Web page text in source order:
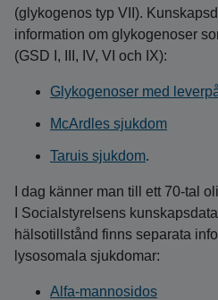
(glykogenos typ VII).
information om glykogenoser
(GSD I, III, IV, VI och IX):
Glykogenoser med
McArdles sjukdom
Taruis sjukdom.
I dag känner man till ett 70-tal
I Socialstyrelsens
hälsotillstånd finns separata
lysosomala sjukdomar:
Alfa-mannosidos